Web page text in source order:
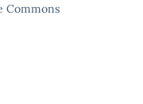
Commons